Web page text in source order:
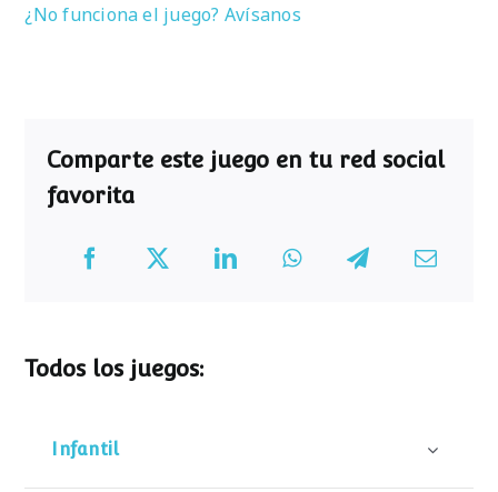
¿No funciona el juego? Avísanos
Comparte este juego en tu red social
favorita
Todos los juegos:
Infantil